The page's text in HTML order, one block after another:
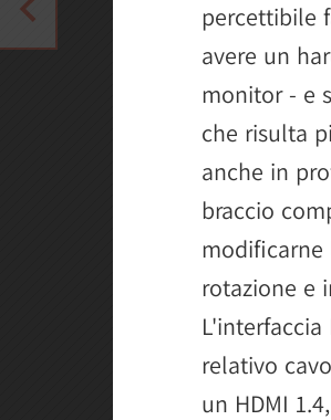
percettibile
avere un
monitor - e
che risulta
anche in
braccio
rotazione e
relativo
un HDMI